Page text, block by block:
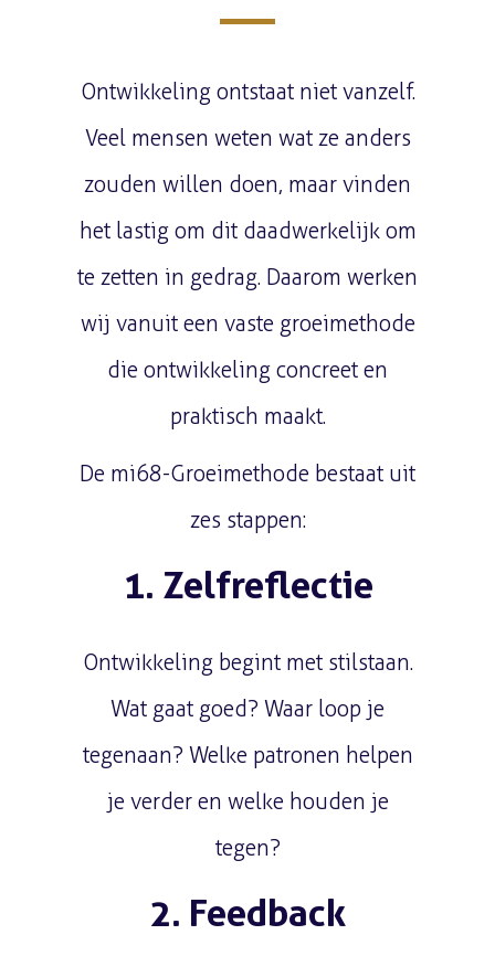
Ontwikkeling ontstaat niet vanzelf.
Veel mensen weten wat ze anders
zouden willen doen, maar vinden
het lastig om dit daadwerkelijk om
te zetten in gedrag. Daarom werken
wij vanuit een vaste groeimethode
die ontwikkeling concreet en
praktisch maakt.
De mi68-Groeimethode bestaat uit
zes stappen:
1. Zelfreflectie
Ontwikkeling begint met stilstaan.
Wat gaat goed? Waar loop je
tegenaan? Welke patronen helpen
je verder en welke houden je
tegen?
2. Feedback